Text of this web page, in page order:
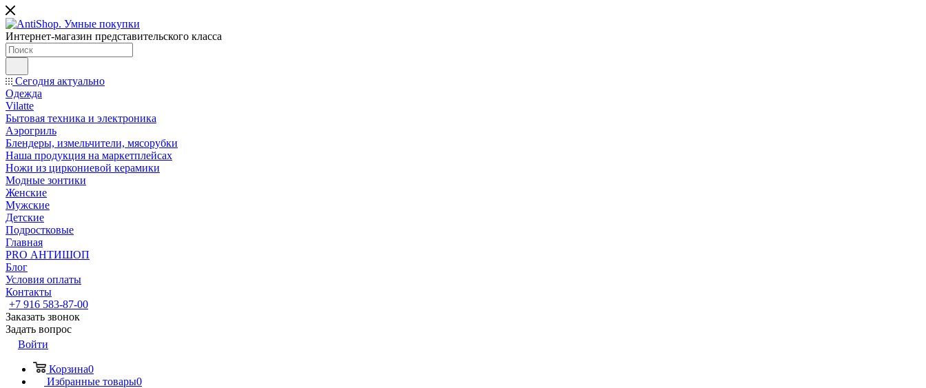
Интернет-магазин представительского класса
Сегодня актуально
Одежда
Vilatte
Бытовая техника и электроника
Аэрогриль
Блендеры, измельчители, мясорубки
Наша продукция на маркетплейсах
Ножи из циркониевой керамики
Модные зонтики
Женские
Мужские
Детские
Подростковые
Главная
PRO АНТИШОП
Блог
Условия оплаты
Контакты
+7 916 583-87-00
Заказать звонок
Задать вопрос
Войти
Корзина0
Избранные товары0